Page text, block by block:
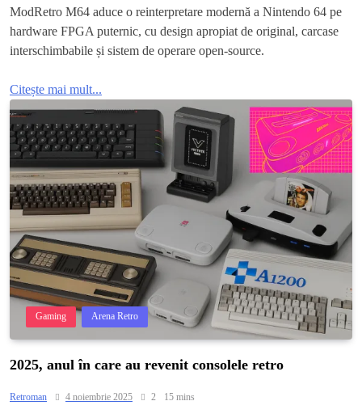
ModRetro M64 aduce o reinterpretare modernă a Nintendo 64 pe
hardware FPGA puternic, cu design apropiat de original, carcase
interschimbabile și sistem de operare open-source.
Citește mai mult...
Gaming Arena Retro
2025, anul în care au revenit consolele retro
Retroman 4 noiembrie 2025 2 15 mins